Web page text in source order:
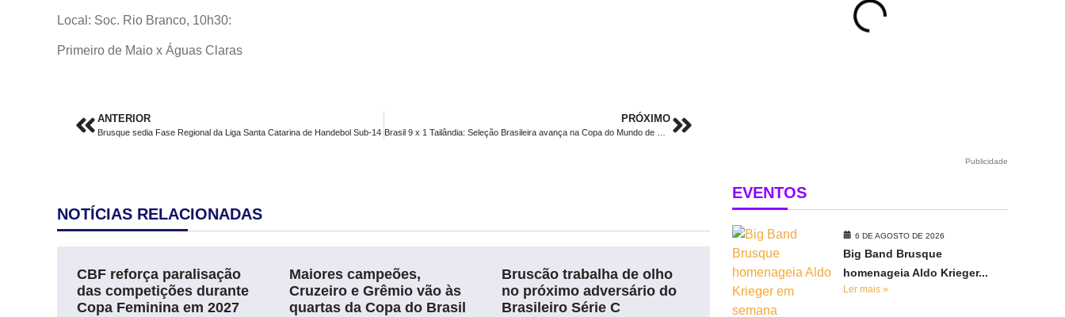
Local: Soc. Rio Branco, 10h30:
Primeiro de Maio x Águas Claras
ANTERIOR
Brusque sedia Fase Regional da Liga Santa Catarina de Handebol Sub-14
PRÓXIMO
Brasil 9 x 1 Tailândia: Seleção Brasileira avança na Copa do Mundo de Futsal
NOTÍCIAS RELACIONADAS
CBF reforça paralisação
das competições durante
Copa Feminina em 2027
Maiores campeões,
Cruzeiro e Grêmio vão às
quartas da Copa do Brasil
Bruscão trabalha de olho
no próximo adversário do
Brasileiro Série C
Publicidade
EVENTOS
6 DE AGOSTO DE 2026
Big Band Brusque
homenageia Aldo Krieger...
Ler mais »